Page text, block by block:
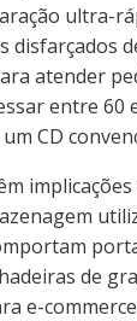
ultra-
disfarçados
atender
entre 60
CD
de
e-